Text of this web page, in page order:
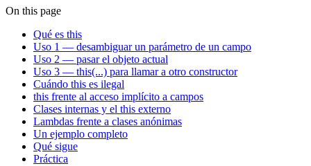
On this page
Qué es this
Uso 1 — desambiguar un parámetro de un campo
Uso 2 — pasar el objeto actual
Uso 3 — this(...) para llamar a otro constructor
Cuándo this es ilegal
this frente al acceso implícito a campos
Clases internas y el this externo
Lambdas frente a clases anónimas
Un ejemplo completo
Qué sigue
Práctica